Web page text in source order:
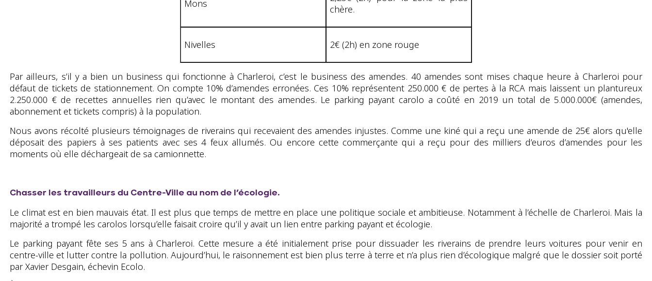
Mons
chère.
Nivelles 2€ (2h) en zone rouge
Par ailleurs, s’il y a bien un business qui fonctionne à Charleroi, c’est le business des amendes. 40 amendes sont mises chaque heure à Charleroi pour
défaut de tickets de stationnement. On compte 10% d’amendes erronées. Ces 10% représentent 250.000 € de pertes à la RCA mais laissent un plantureux
2.250.000 € de recettes annuelles rien qu’avec le montant des amendes. Le parking payant carolo a coûté en 2019 un total de 5.000.000€ (amendes,
abonnement et tickets compris) à la population.
Nous avons récolté plusieurs témoignages de riverains qui recevaient des amendes injustes. Comme une kiné qui a reçu une amende de 25€ alors qu'elle
déposait des papiers à ses patients avec ses 4 feux allumés. Ou encore cette commerçante qui a reçu pour des milliers d’euros d’amendes pour les
moments où elle déchargeait de sa camionnette.
Chasser les travailleurs du Centre-Ville au nom de l’écologie.
Le climat est en bien mauvais état. Il est plus que temps de mettre en place une politique sociale et ambitieuse. Notamment à l’échelle de Charleroi. Mais la
majorité a trompé les carolos lorsqu’elle faisait croire qu’il y avait un lien entre parking payant et écologie.
Le parking payant fête ses 5 ans à Charleroi. Cette mesure a été initialement prise pour dissuader les riverains de prendre leurs voitures pour venir en
centre-ville et lutter contre la pollution. Aujourd’hui, le raisonnement est bien plus terre à terre et n’a plus rien d’écologique malgré que le dossier soit porté
par Xavier Desgain, échevin Ecolo.